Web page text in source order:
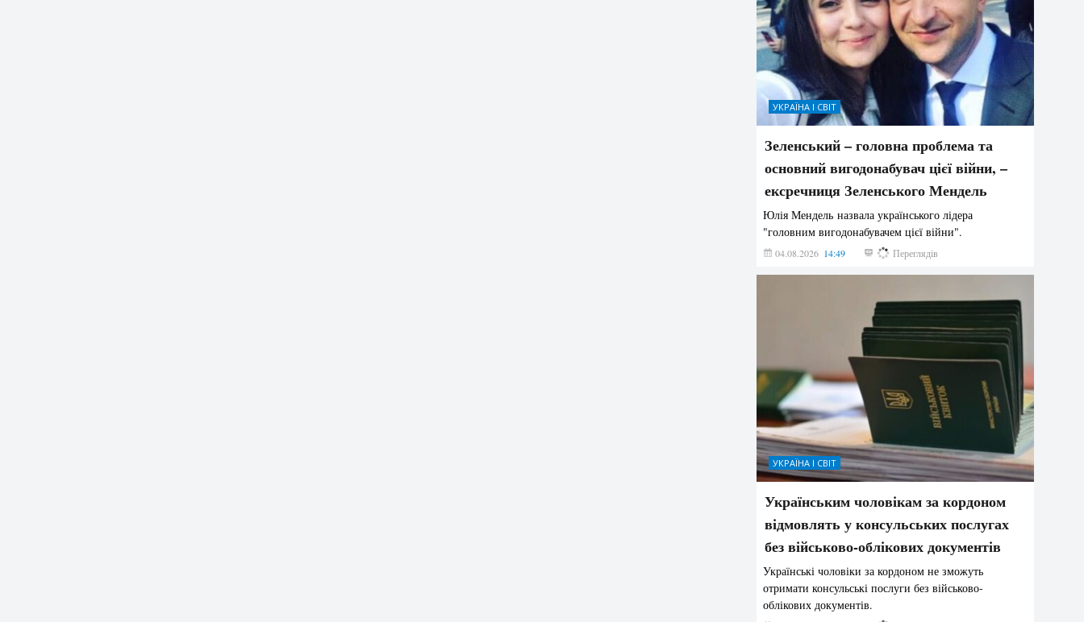
УКРАЇНА І СВІТ
Зеленський – головна проблема та
основний вигодонабувач цієї війни, –
ексречниця Зеленського Мендель
Юлія Мендель назвала українського лідера
"головним вигодонабувачем цієї війни".
04.08.2026 14:49 159 Переглядів
УКРАЇНА І СВІТ
Українським чоловікам за кордоном
відмовлять у консульських послугах
без військово-облікових документів
Українські чоловіки за кордоном не зможуть
отримати консульські послуги без військово-
облікових документів.